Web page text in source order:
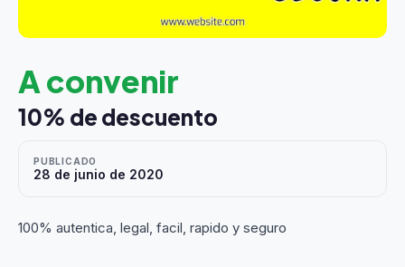
A convenir
10% de descuento
PUBLICADO
28 de junio de 2020
100% autentica, legal, facil, rapido y seguro